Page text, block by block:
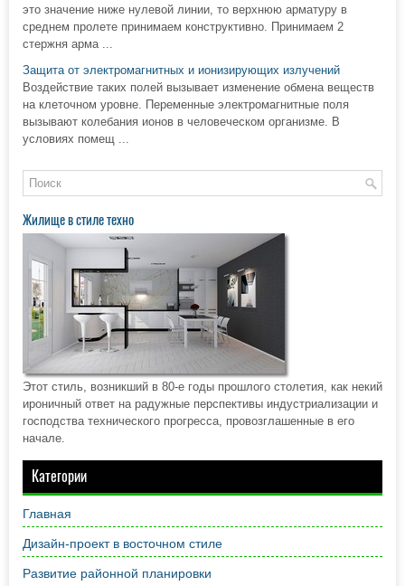
это значение ниже нулевой линии, то верхнюю арматуру в
среднем пролете принимаем конструктивно. Принимаем 2
стержня арма ...
Защита от электромагнитных и ионизирующих излучений
Воздействие таких полей вызывает изменение обмена веществ
на клеточном уровне. Переменные электромагнитные поля
вызывают колебания ионов в человеческом организме. В
условиях помещ ...
Жилище в стиле техно
Этот стиль, возникший в 80-е годы прошлого столетия, как некий
ироничный ответ на радужные перспективы индустриализации и
господства технического прогресса, провозглашенные в его
начале.
Категории
Главная
Дизайн-проект в восточном стиле
Развитие районной планировки